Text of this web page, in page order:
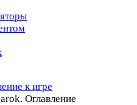
к игре
Оглавление